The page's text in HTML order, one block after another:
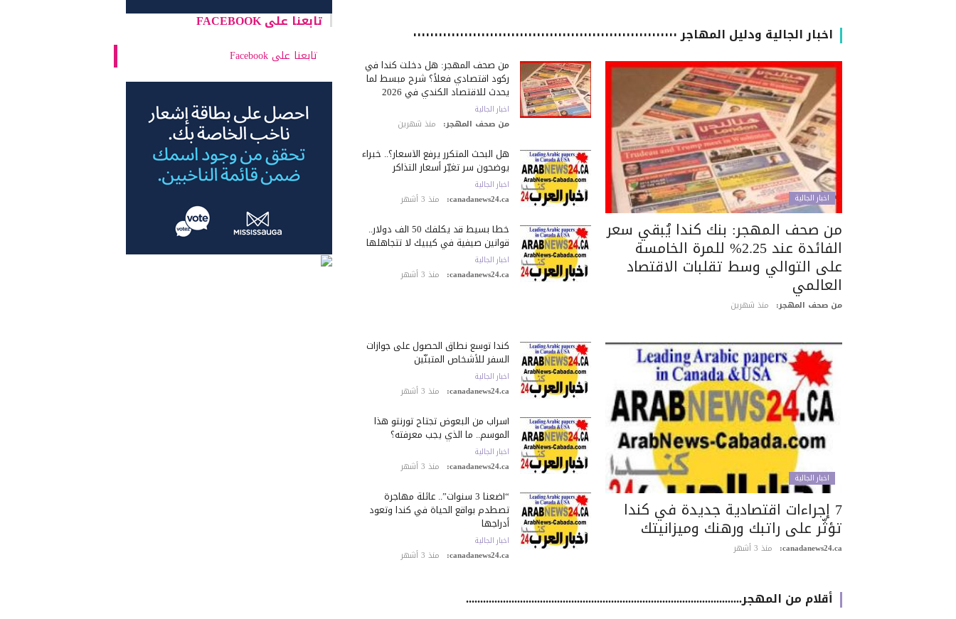
تابعنا على FACEBOOK
تابعنا على Facebook
اخبار الجالية ودليل المهاجر ٠٠٠٠٠٠٠٠٠٠٠٠٠٠٠٠٠٠٠٠٠٠٠٠٠٠٠٠٠٠٠٠٠٠٠٠٠٠٠٠٠٠٠٠٠٠٠٠٠٠٠٠٠٠٠٠٠٠٠٠٠٠
اخبار الجالية
من صحف المهجر: بنك كندا يُبقي سعر
الفائدة عند 2.25% للمرة الخامسة
على التوالي وسط تقلبات الاقتصاد
العالمي
من صحف المهجر: منذ شهرين
من صحف المهجر: هل دخلت كندا في
ركود اقتصادي فعلاً؟ شرح مبسط لما
يحدث للاقتصاد الكندي في 2026
اخبار الجالية
من صحف المهجر: منذ شهرين
هل البحث المتكرر يرفع الأسعار؟.. خبراء
يوضحون سر تغيّر أسعار التذاكر
اخبار الجالية
canadanews24.ca: منذ 3 أشهر
خطأ بسيط قد يكلّفك 50 ألف دولار..
قوانين صيفية في كيبيك لا تتجاهلها
اخبار الجالية
canadanews24.ca: منذ 3 أشهر
اخبار الجالية
7 إجراءات اقتصادية جديدة في كندا
تؤثّر على راتبك ورهنك وميزانيتك
canadanews24.ca: منذ 3 أشهر
كندا توسع نطاق الحصول على جوازات
السفر للأشخاص المتبنّين
اخبار الجالية
canadanews24.ca: منذ 3 أشهر
أسراب من البعوض تجتاح تورنتو هذا
الموسم.. ما الذي يجب معرفته؟
اخبار الجالية
canadanews24.ca: منذ 3 أشهر
“أضعنا 3 سنوات”.. عائلة مهاجرة
تصطدم بواقع الحياة في كندا وتعود
أدراجها
اخبار الجالية
canadanews24.ca: منذ 3 أشهر
أقلام من المهجر.................................................................................................